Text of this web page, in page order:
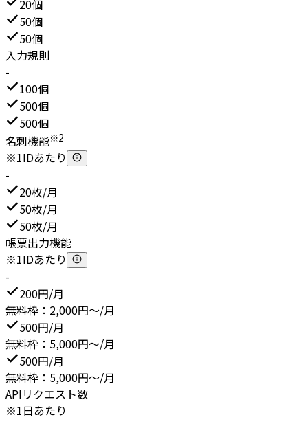
20個
50個
50個
入力規則
-
100個
500個
500個
名刺機能※2
※1IDあたり
-
20枚/月
50枚/月
50枚/月
帳票出力機能
※1IDあたり
-
200円/月
無料枠：2,000円～/月
500円/月
無料枠：5,000円～/月
500円/月
無料枠：5,000円～/月
APIリクエスト数
※1日あたり